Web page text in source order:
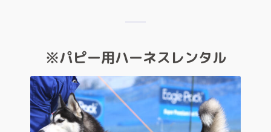
※パピー用ハーネスレンタル